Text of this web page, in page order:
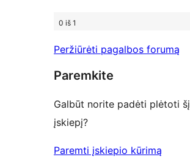
0 iš 1
Peržiūrėti pagalbos forumą
Paremkite
Galbūt norite padėti plėtoti šį
įskiepį?
Paremti įskiepio kūrimą